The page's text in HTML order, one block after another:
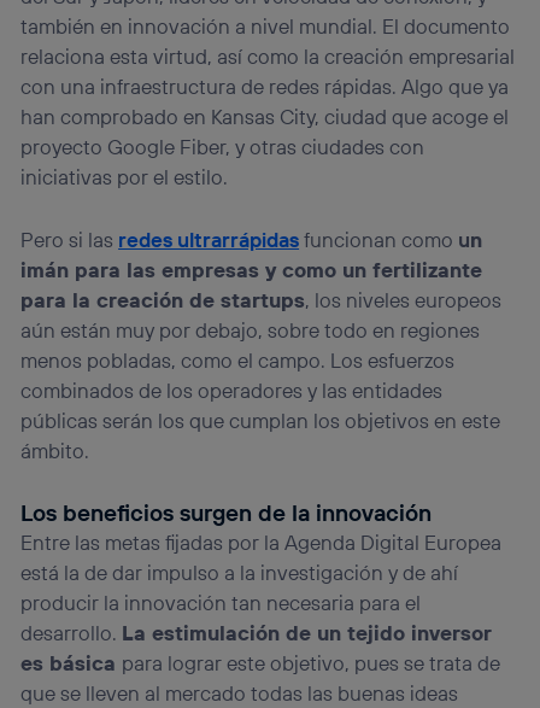
también en innovación a nivel mundial. El documento
relaciona esta virtud, así como la creación empresarial
con una infraestructura de redes rápidas. Algo que ya
han comprobado en Kansas City, ciudad que acoge el
proyecto Google Fiber, y otras ciudades con
iniciativas por el estilo.
Pero si las redes ultrarrápidasfuncionan como un
imán para las empresas y como un fertilizante
para la creación de startups, los niveles europeos
aún están muy por debajo, sobre todo en regiones
menos pobladas, como el campo. Los esfuerzos
combinados de los operadores y las entidades
públicas serán los que cumplan los objetivos en este
ámbito.
Los beneficios surgen de la innovación
Entre las metas fijadas por la Agenda Digital Europea
está la de dar impulso a la investigación y de ahí
producir la innovación tan necesaria para el
desarrollo. La estimulación de un tejido inversor
es básica para lograr este objetivo, pues se trata de
que se lleven al mercado todas las buenas ideas